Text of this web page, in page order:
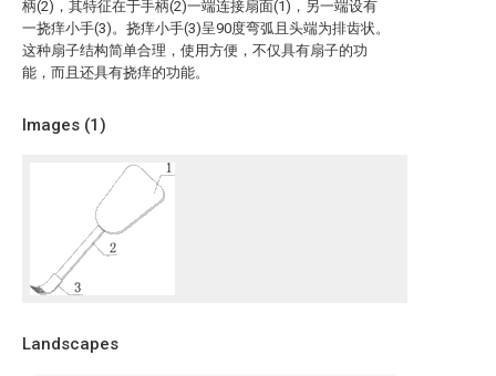
柄(2)，其特征在于手柄(2)一端连接扇面(1)，另一端设有
一挠痒小手(3)。挠痒小手(3)呈90度弯弧且头端为排齿状。
这种扇子结构简单合理，使用方便，不仅具有扇子的功
能，而且还具有挠痒的功能。
Images (1)
Landscapes